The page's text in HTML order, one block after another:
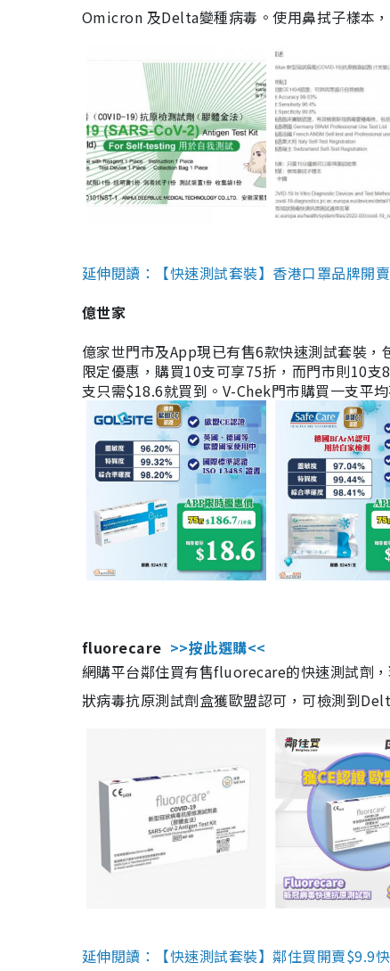
Omicron 及Delta變種病毒。使用鼻拭子樣本
延伸閱讀：【快速測試套裝】香港口罩品牌
億世家
億家世門市及App現已有售6款快速測試套裝
限定優惠，購買10支可享75折，而門市則10
支只需$18.6就買到。V-Chek門市購買一支平
fluorecare >>按此選購<<
網購平台鄰住買有售fluorecare的快速測試劑
狀病毒抗原測試劑盒獲歐盟認可，可檢測到
延伸閱讀：【快速測試套裝】鄰住買開賣$9.9